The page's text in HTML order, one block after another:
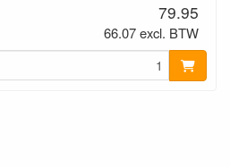
79.95
66.07 excl. BTW